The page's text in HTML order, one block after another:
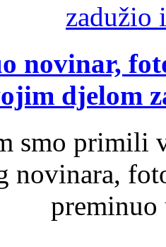
novinar,
djelom
smo primili
novinara,